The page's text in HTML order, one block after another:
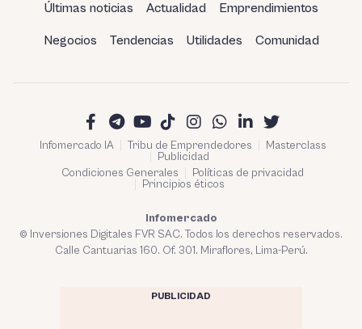
Últimas noticias Actualidad Emprendimientos
Negocios Tendencias Utilidades Comunidad
Infomercado IA Tribu de Emprendedores
Masterclass
Publicidad
Condiciones Generales
Políticas de privacidad
Principios éticos
Infomercado
© Inversiones Digitales FVR SAC. Todos los derechos reservados.
Calle Cantuarias 160. Of. 301. Miraflores, Lima-Perú.
PUBLICIDAD